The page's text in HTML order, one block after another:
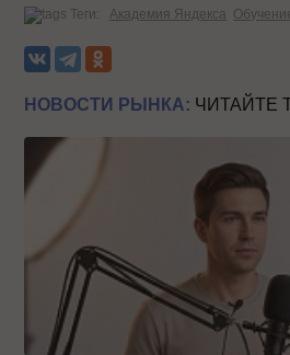
Теги: Академия Яндекса
НОВОСТИ РЫНКА: ЧИТАЙТЕ